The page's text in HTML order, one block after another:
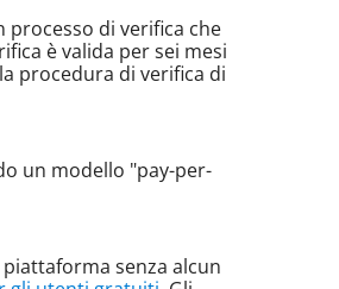
di verifica che
è valida per sei mesi
procedura di verifica di
un modello "pay-per-
senza alcun